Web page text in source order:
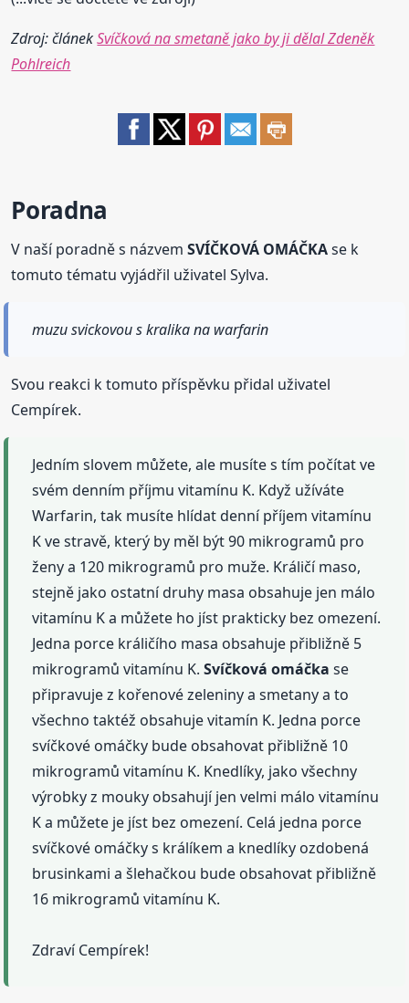
Zdroj: článekSvíčková na smetaně jako by ji dělal Zdeněk
Pohlreich
Poradna
V naší poradně s názvemSVÍČKOVÁ OMÁČKAse k
tomuto tématu vyjádřil uživatel Sylva.
muzu svickovou s kralika na warfarin
Svou reakci k tomuto příspěvku přidal uživatel
Cempírek.
Jedním slovem můžete, ale musíte s tím počítat ve
svém denním příjmu vitamínu K. Když užíváte
Warfarin, tak musíte hlídat denní příjem vitamínu
K ve stravě, který by měl být 90 mikrogramů pro
ženy a 120 mikrogramů pro muže. Králičí maso,
stejně jako ostatní druhy masa obsahuje jen málo
vitamínu K a můžete ho jíst prakticky bez omezení.
Jedna porce králičího masa obsahuje přibližně 5
mikrogramů vitamínu K.Svíčková omáčka se
připravuje z kořenové zeleniny a smetany a to
všechno taktéž obsahuje vitamín K. Jedna porce
svíčkové omáčky bude obsahovat přibližně 10
mikrogramů vitamínu K. Knedlíky, jako všechny
výrobky z mouky obsahují jen velmi málo vitamínu
K a můžete je jíst bez omezení. Celá jedna porce
svíčkové omáčky s králíkem a knedlíky ozdobená
brusinkami a šlehačkou bude obsahovat přibližně
16 mikrogramů vitamínu K.
Zdraví Cempírek!